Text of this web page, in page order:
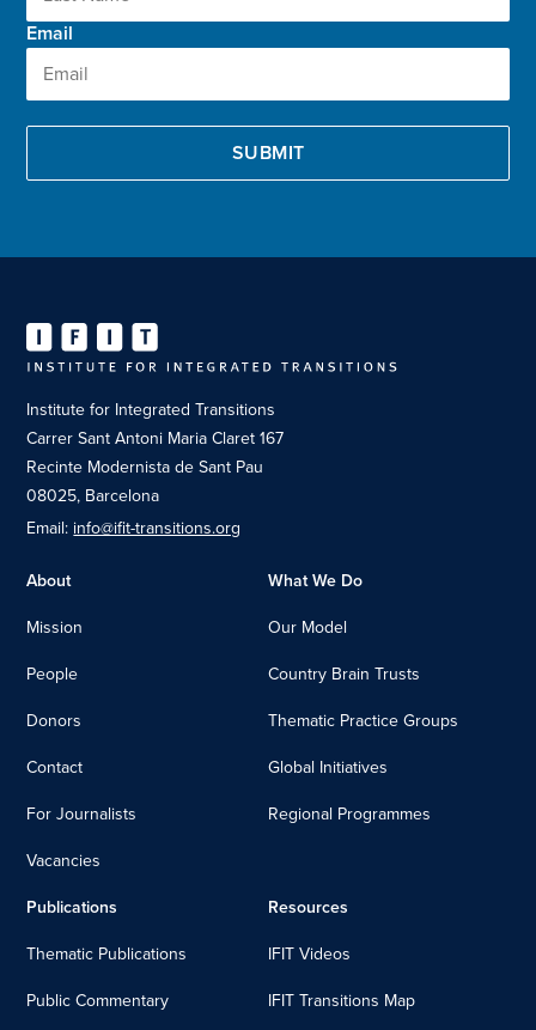
Email
Institute for Integrated Transitions
Carrer Sant Antoni Maria Claret 167
Recinte Modernista de Sant Pau
08025, Barcelona
Email: info@ifit-transitions.org
About
Mission
People
Donors
Contact
For Journalists
Vacancies
What We Do
Our Model
Country Brain Trusts
Thematic Practice Groups
Global Initiatives
Regional Programmes
Publications
Thematic Publications
Public Commentary
Resources
IFIT Videos
IFIT Transitions Map